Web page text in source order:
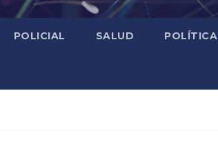
POLICIAL SALUD POLÍTICA